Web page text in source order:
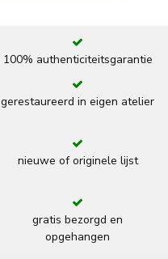
100% authenticiteitsgarantie
gerestaureerd in eigen atelier
nieuwe of originele lijst
gratis bezorgd en
opgehangen